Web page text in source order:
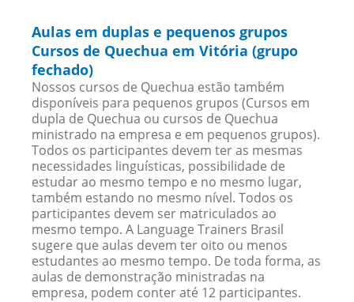
Aulas em duplas e pequenos grupos
Cursos de Quechua em Vitória (grupo
fechado)
Nossos cursos de Quechua estão também
disponíveis para pequenos grupos (Cursos em
dupla de Quechua ou cursos de Quechua
ministrado na empresa e em pequenos grupos).
Todos os participantes devem ter as mesmas
necessidades linguísticas, possibilidade de
estudar ao mesmo tempo e no mesmo lugar,
também estando no mesmo nível. Todos os
participantes devem ser matriculados ao
mesmo tempo. A Language Trainers Brasil
sugere que aulas devem ter oito ou menos
estudantes ao mesmo tempo. De toda forma, as
aulas de demonstração ministradas na
empresa, podem conter até 12 participantes.